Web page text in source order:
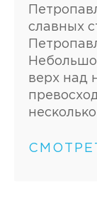
славных
верх над